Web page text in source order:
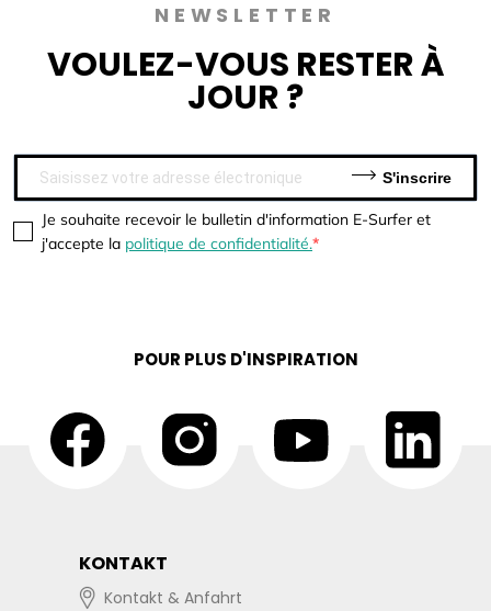
NEWSLETTER
VOULEZ-VOUS RESTER À
JOUR ?
Je souhaite recevoir le bulletin d'information E-Surfer et
j'accepte la politique de confidentialité.
S'inscrire
POUR PLUS D'INSPIRATION
KONTAKT
Kontakt & Anfahrt